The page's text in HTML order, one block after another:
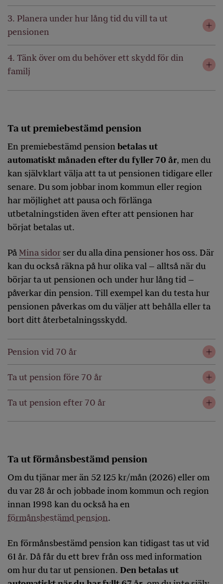
3. Planera under hur lång tid du vill ta ut
pensionen
4. Tänk över om du behöver ett skydd för din
familj
Ta ut premiebestämd pension
En premiebestämd pension betalas ut
automatiskt månaden efter du fyller 70 år, men du
kan självklart välja att ta ut pensionen tidigare eller
senare. Du som jobbar inom kommun eller region
har möjlighet att pausa och förlänga
utbetalningstiden även efter att pensionen har
börjat betalas ut.
På Mina sidor ser du alla dina pensioner hos oss. Där
kan du också räkna på hur olika val – alltså när du
börjar ta ut pensionen och under hur lång tid –
påverkar din pension. Till exempel kan du testa hur
pensionen påverkas om du väljer att behålla eller ta
bort ditt återbetalningsskydd.
Pension vid 70 år
Ta ut pension före 70 år
Ta ut pension efter 70 år
Ta ut förmånsbestämd pension
Om du tjänar mer än 52 125 kr/mån (2026) eller om
du var 28 år och jobbade inom kommun och region
innan 1998 kan du också ha en
förmånsbestämd pension.
En förmånsbestämd pension kan tidigast tas ut vid
61 år. Då får du ett brev från oss med information
om hur du tar ut pensionen. Den betalas ut